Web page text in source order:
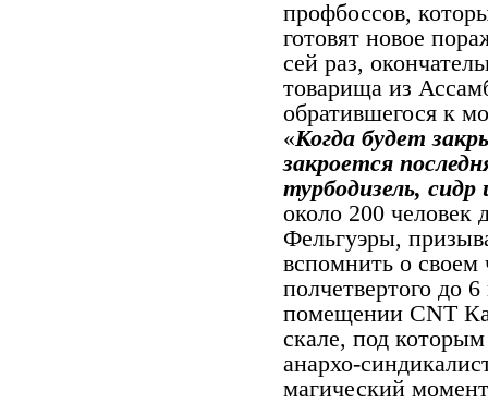
профбоссов,
готовят новое
сей раз,
товарища из
обратившегося к
«Когда будет
закроется
турбодизель, сидр
около 200
Фельгуэры,
вспомнить о своем
полчетвертого до
помещении CNT
скале, под
анархо-
магический